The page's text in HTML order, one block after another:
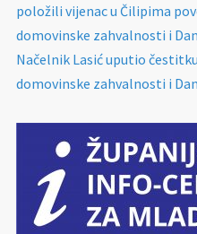
položili vijenac u Čilipima
domovinske zahvalnosti i
Načelnik Lasić uputio
domovinske zahvalnosti i